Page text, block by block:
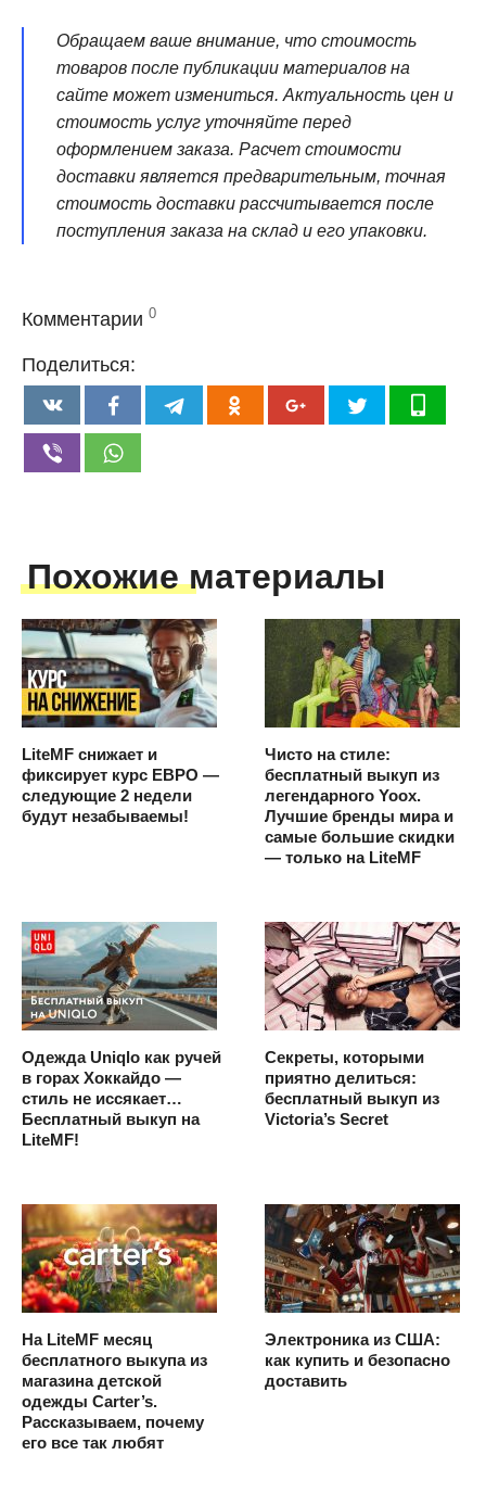
Обращаем ваше внимание, что стоимость
товаров после публикации материалов на
сайте может измениться. Актуальность цен и
стоимость услуг уточняйте перед
оформлением заказа. Расчет стоимости
доставки является предварительным, точная
стоимость доставки рассчитывается после
поступления заказа на склад и его упаковки.
Комментарии 0
Поделиться:
Похожие материалы
LiteMF снижает и
фиксирует курс ЕВРО —
следующие 2 недели
будут незабываемы!
Чисто на стиле:
бесплатный выкуп из
легендарного Yoox.
Лучшие бренды мира и
самые большие скидки
— только на LiteMF
Одежда Uniqlo как ручей
в горах Хоккайдо —
стиль не иссякает…
Бесплатный выкуп на
LiteMF!
Секреты, которыми
приятно делиться:
бесплатный выкуп из
Victoria’s Secret
На LiteMF месяц
бесплатного выкупа из
магазина детской
одежды Carter’s.
Рассказываем, почему
его все так любят
Электроника из США:
как купить и безопасно
доставить